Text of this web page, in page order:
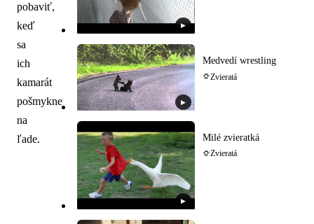
pobaviť,
keď
sa
ich
kamarát
pošmykne
na
ľade.
▶
▶
Medvedí wrestling
Zvieratá
▶
Milé zvieratká
Zvieratá